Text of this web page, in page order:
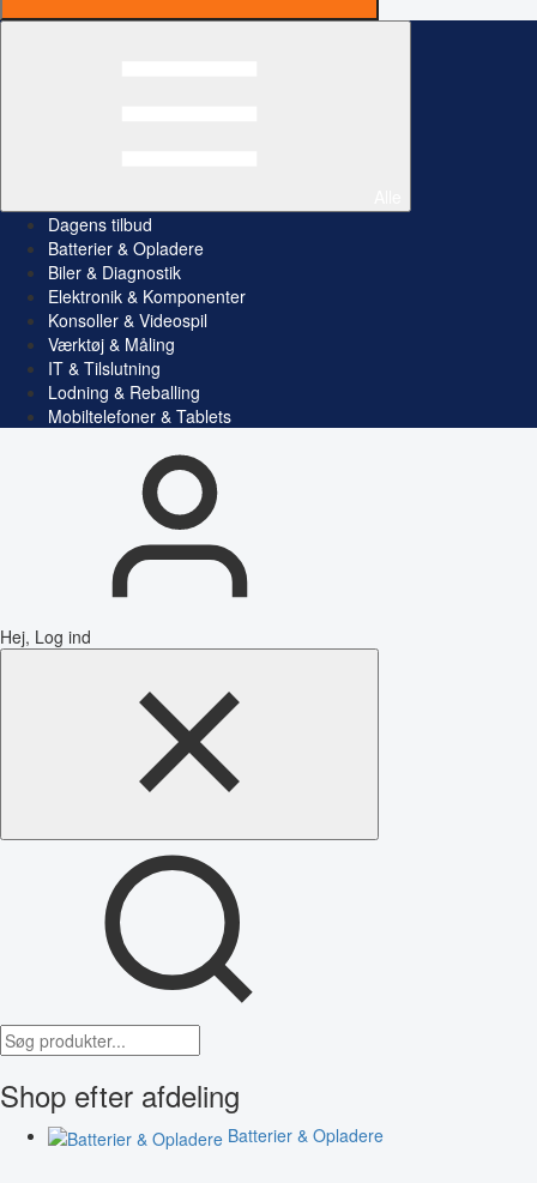
Dagens tilbud
Batterier & Opladere
Biler & Diagnostik
Elektronik & Komponenter
Konsoller & Videospil
Værktøj & Måling
IT & Tilslutning
Lodning & Reballing
Mobiltelefoner & Tablets
Hej, Log ind
Shop efter afdeling
Batterier & Opladere